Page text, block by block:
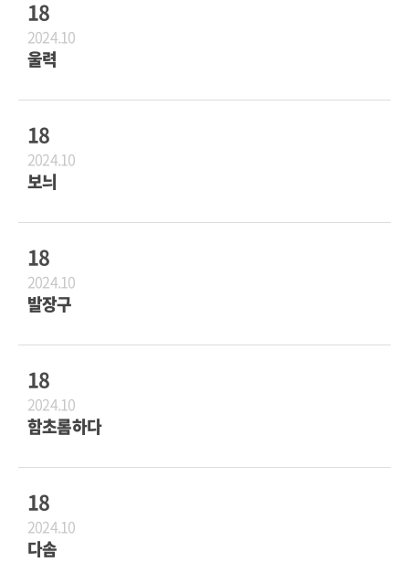
18
2024.10
울력
18
2024.10
보늬
18
2024.10
발장구
18
2024.10
함초롬하다
18
2024.10
다솜